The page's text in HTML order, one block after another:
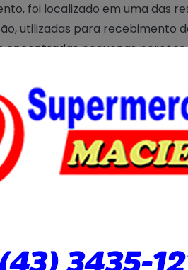
foi localizado em uma das
utilizadas para recebimento
encontradas pequenas
foi encontrado um tablete
para Delegacia para os
alvos, não foram localizados,
com que deixassem o local.
durante diligências em outro
a venda de drogas em uma
conduzidas, sendo duas por